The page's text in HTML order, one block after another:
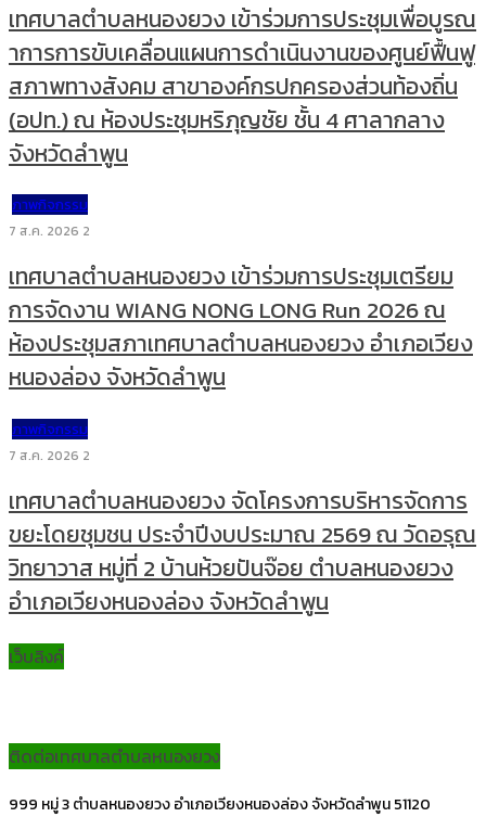
เทศบาลตำบลหนองยวง เข้าร่วมการประชุมเพื่อบูรณ
าการการขับเคลื่อนแผนการดำเนินงานของศูนย์ฟื้นฟู
สภาพทางสังคม สาขาองค์กรปกครองส่วนท้องถิ่น
(อปท.) ณ ห้องประชุมหริภุญชัย ชั้น 4 ศาลากลาง
จังหวัดลำพูน
ภาพกิจกรรม
7 ส.ค. 2026 2
เทศบาลตำบลหนองยวง เข้าร่วมการประชุมเตรียม
การจัดงาน WIANG NONG LONG Run 2026 ณ
ห้องประชุมสภาเทศบาลตำบลหนองยวง อำเภอเวียง
หนองล่อง จังหวัดลำพูน
ภาพกิจกรรม
7 ส.ค. 2026 2
เทศบาลตำบลหนองยวง จัดโครงการบริหารจัดการ
ขยะโดยชุมชน ประจำปีงบประมาณ 2569 ณ วัดอรุณ
วิทยาวาส หมู่ที่ 2 บ้านห้วยปันจ๊อย ตำบลหนองยวง
อำเภอเวียงหนองล่อง จังหวัดลำพูน
เว็บลิงค์
ติดต่อเทศบาลตำบลหนองยวง
999 หมู่ 3 ตำบลหนองยวง อำเภอเวียงหนองล่อง จังหวัดลำพูน 51120